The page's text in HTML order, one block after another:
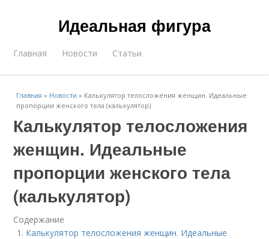
Идеальная фигура
Главная Новости Статьи
Главная » Новости » Калькулятор телосложения женщин. Идеальные
пропорции женского тела (калькулятор)
Калькулятор телосложения
женщин. Идеальные
пропорции женского тела
(калькулятор)
Содержание
Калькулятор телосложения женщин. Идеальные